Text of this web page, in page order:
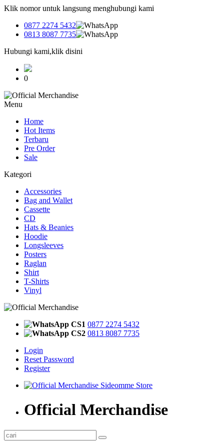
Klik nomor untuk langsung menghubungi kami
0877 2274 5432
0813 8087 7735
Hubungi kami,klik disini
0
Menu
Home
Hot Items
Terbaru
Pre Order
Sale
Kategori
Accessories
Bag and Wallet
Cassette
CD
Hats & Beanies
Hoodie
Longsleeves
Posters
Raglan
Shirt
T-Shirts
Vinyl
CS1 0877 2274 5432
CS2 0813 8087 7735
Login
Reset Password
Register
Official Merchandise